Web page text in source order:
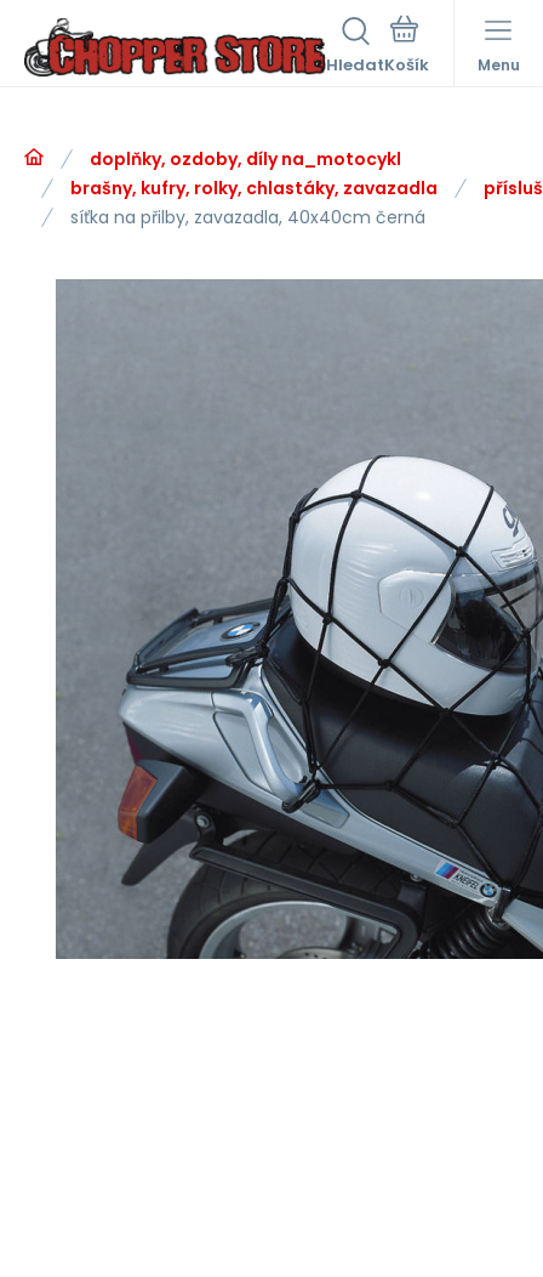
Hledat Menu
doplňky, ozdoby, díly na_motocykl
brašny, kufry, rolky, chlastáky, zavazadla
síťka na přilby, zavazadla, 40x40cm černá